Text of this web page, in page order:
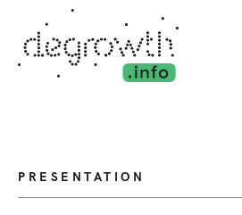
PRESENTATION